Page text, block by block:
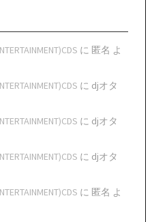
に 匿名 よ
に djオタ
に djオタ
に djオタ
に 匿名 よ